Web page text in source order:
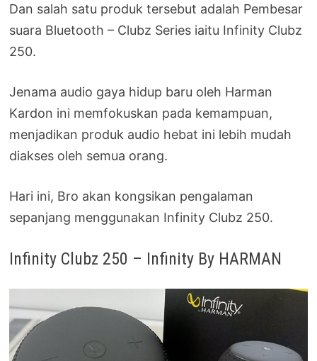
Dan salah satu produk tersebut adalah Pembesar
suara Bluetooth – Clubz Series iaitu Infinity Clubz
250.
Jenama audio gaya hidup baru oleh Harman
Kardon ini memfokuskan pada kemampuan,
menjadikan produk audio hebat ini lebih mudah
diakses oleh semua orang.
Hari ini, Bro akan kongsikan pengalaman
sepanjang menggunakan Infinity Clubz 250.
Infinity Clubz 250 – Infinity By HARMAN